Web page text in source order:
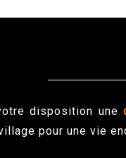
disposition une
pour une vie